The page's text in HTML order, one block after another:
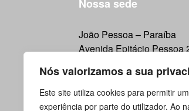
Nós valorizamos a sua
Este site utiliza cookies para permitir
experiência por parte do utilizador. Ao
Nossa sede
João Pessoa – Paraíba
Avenida Epitácio Pessoa
Sala 109 – 1º Andar
Dúvidas e